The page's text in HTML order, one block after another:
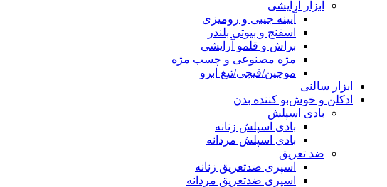
ابزار آرایشی
آیینه جیبی و رومیزی
اسفنج و بیوتی بلندر
براش و قلمو آرایشی
مژه مصنوعی و چسب مژه
موچین/قیچی/تیغ ابرو
ابزار سالنی
ادکلن و خوش‌بو کننده بدن
بادی اسپلش
بادی اسپلش زنانه
بادی اسپلش مردانه
ضد تعریق
اسپری ضدتعریق زنانه
اسپری ضدتعریق مردانه